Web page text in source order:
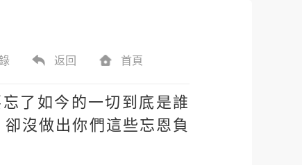
返回 首頁
了如今的一切到底是誰
沒做出你們這些忘恩負